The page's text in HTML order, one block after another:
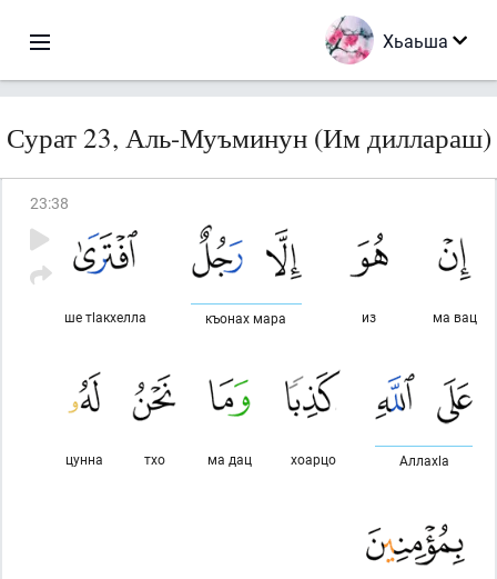
Хьаьша
Сурат 23, Аль-Муъминун (Им диллараш)
23:38
ма вац
из
къонах мара
ше тlакхелла
Аллахlа
хоарцо
ма дац
тхо
цунна